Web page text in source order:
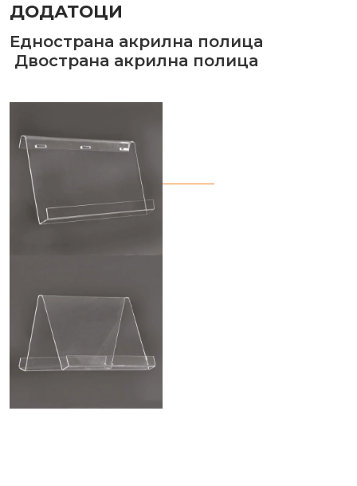
ДОДАТОЦИ
Еднострана акрилна полица
Двострана акрилна полица